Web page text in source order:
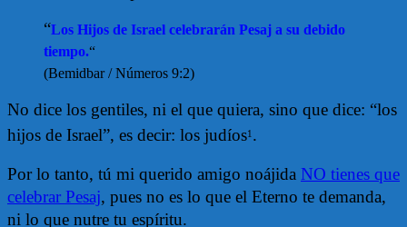
“Los Hijos de Israel celebrarán Pesaj a su debido
tiempo.“
(Bemidbar / Números 9:2)
No dice los gentiles, ni el que quiera, sino que dice: “los
hijos de Israel”, es decir: los judíos1 .
Por lo tanto, tú mi querido amigo noájida NO tienes que
celebrar Pesaj, pues no es lo que el Eterno te demanda,
ni lo que nutre tu espíritu.